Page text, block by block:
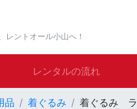
レントオール小山へ！
レンタルの流れ
品 着ぐるみ 着ぐるみ